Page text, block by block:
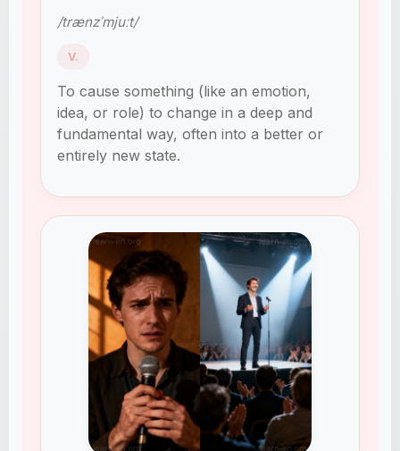
/trænzˈmjuːt/
V.
To cause something (like an emotion,
idea, or role) to change in a deep and
fundamental way, often into a better or
entirely new state.